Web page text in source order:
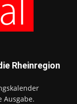
Rheinregion
Ausgabe.